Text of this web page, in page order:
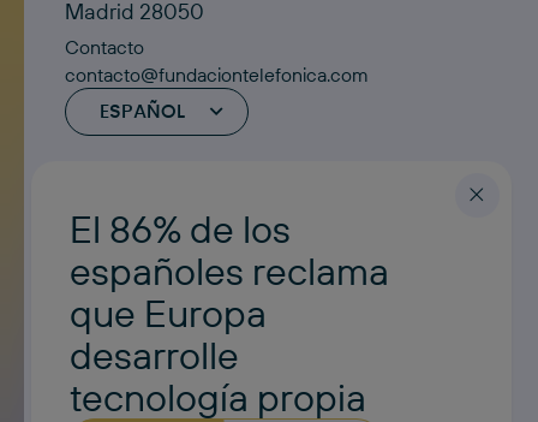
Madrid 28050
Contacto
contacto@fundaciontelefonica.com
ESPAÑOL
El 86% de los
españoles reclama
que Europa
desarrolle
tecnología propia